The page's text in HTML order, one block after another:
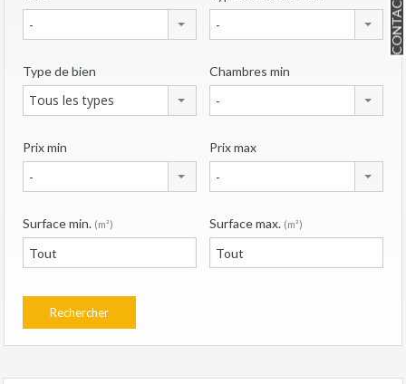
- -
Type de bien
Tous les types
Chambres min
-
Prix min
-
Prix max
-
Surface min. (m²) Surface max. (m²)